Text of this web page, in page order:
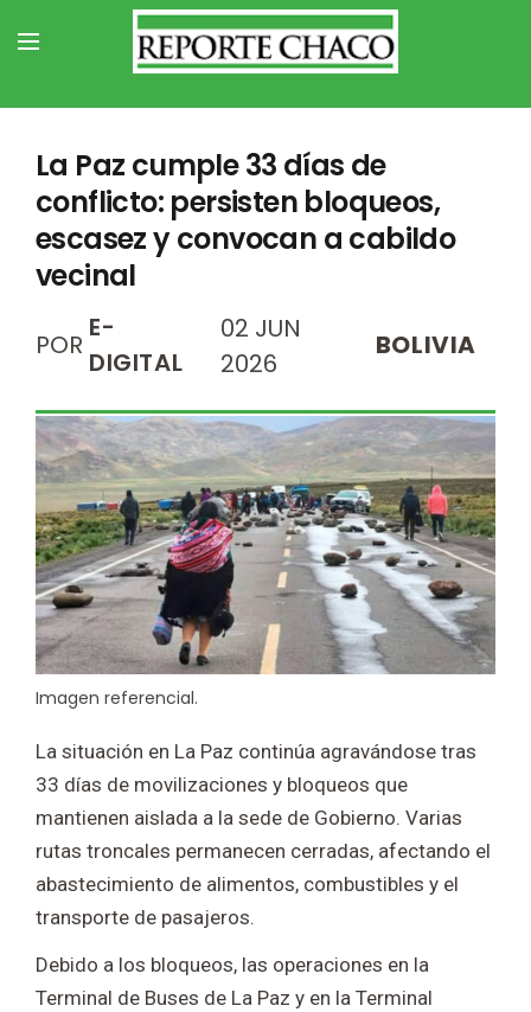
La Paz cumple 33 días de
conflicto: persisten bloqueos,
escasez y convocan a cabildo
vecinal
POR
E-
DIGITAL
02 JUN
2026
BOLIVIA
Imagen referencial.
La situación en La Paz continúa agravándose tras
33 días de movilizaciones y bloqueos que
mantienen aislada a la sede de Gobierno. Varias
rutas troncales permanecen cerradas, afectando el
abastecimiento de alimentos, combustibles y el
transporte de pasajeros.
Debido a los bloqueos, las operaciones en la
Terminal de Buses de La Paz y en la Terminal